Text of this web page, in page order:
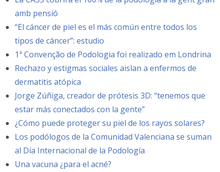
amb pensió
“El cáncer de piel es el más común entre todos los
tipos de cáncer”: estudio
1ª Convenção de Podologia foi realizado em Londrina
Rechazo y estigmas sociales aislan a enfermos de
dermatitis atópica
Jorge Zúñiga, creador de prótesis 3D: “tenemos que
estar más conectados con la gente”
¿Cómo puede proteger su piel de los rayos solares?
Los podólogos de la Comunidad Valenciana se suman
al Día Internacional de la Podología
Una vacuna ¿para el acné?